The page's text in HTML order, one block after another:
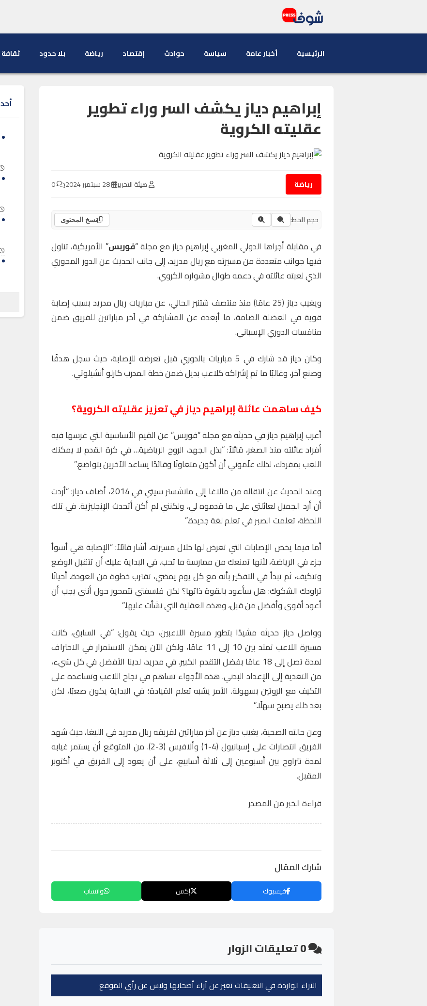
الرئيسية أخبار عامة سياسة حوادث إقتصاد رياضة بلا حدود
إبراهيم دياز يكشف السر وراء تطوير
عقليته الكروية
رياضة هيئة التحرير
حجم الخط: نسخ المحتوى
في مقابلة أجراها الدولي المغربي إبراهيم دياز مع مجلة “فوربس” الأمريكية، تناول
فيها جوانب متعددة من مسيرته مع ريال مدريد، إلى جانب الحديث عن الدور المحوري
الذي لعبته عائلته في دعمه طوال مشواره الكروي.
ويغيب دياز (25 عامًا) منذ منتصف شتنبر الحالي، عن مباريات ريال مدريد بسبب إصابة
قوية في العضلة الضامة، ما أبعده عن المشاركة في آخر مباراتين للفريق ضمن
منافسات الدوري الإسباني.
وكان دياز قد شارك في 5 مباريات بالدوري قبل تعرضه للإصابة، حيث سجل هدفًا
وصنع آخر، وغالبًا ما تم إشراكه كلاعب بديل ضمن خطة المدرب كارلو أنشيلوتي.
كيف ساهمت عائلةإبراهيم ديازفي تعزيز عقليته الكروية؟
أعرب إبراهيم دياز في حديثه مع مجلة “فوربس” عن القيم الأساسية التي غرسها فيه
أفراد عائلته منذ الصغر، قائلاً: “بذل الجهد، الروح الرياضية… في كرة القدم لا يمكنك
اللعب بمفردك، لذلك علّموني أن أكون متعاونًا وقائدًا يساعد الآخرين بتواضع.”
وعند الحديث عن انتقاله من مالاغا إلى مانشستر سيتي في 2014، أضاف دياز: “أردت
أن أرد الجميل لعائلتي على ما قدموه لي، ولكنني لم أكن أتحدث الإنجليزية. في تلك
اللحظة، تعلمت الصبر في تعلم لغة جديدة.”
أما فيما يخص الإصابات التي تعرض لها خلال مسيرته، أشار قائلاً: “الإصابة هي أسوأ
جزء في الرياضة، لأنها تمنعك من ممارسة ما تحب. في البداية عليك أن تتقبل الوضع
وتتكيف، ثم تبدأ في التفكير بأنه مع كل يوم يمضي، تقترب خطوة من العودة. أحيانًا
تراودك الشكوك: هل سأعود بالقوة ذاتها؟ لكن فلسفتي تتمحور حول أنني يجب أن
أعود أقوى وأفضل من قبل، وهذه العقلية التي نشأت عليها.”
وواصل دياز حديثه مشيدًا بتطور مسيرة اللاعبين، حيث يقول: “في السابق، كانت
مسيرة اللاعب تمتد بين 10 إلى 11 عامًا، ولكن الآن يمكن الاستمرار في الاحتراف
لمدة تصل إلى 18 عامًا بفضل التقدم الكبير. في مدريد، لدينا الأفضل في كل شيء،
من التغذية إلى الإعداد البدني. هذه الأجواء تساهم في نجاح اللاعب وتساعده على
التكيف مع الروتين بسهولة. الأمر يشبه تعلم القيادة؛ في البداية يكون صعبًا، لكن
بعد ذلك يصبح سهلًا.”
وعن حالته الصحية، يغيب دياز عن آخر مباراتين لفريقه ريال مدريد في الليغا، حيث شهد
الفريق انتصارات على إسبانيول (4-1) وألافيس (3-2). من المتوقع أن يستمر غيابه
لمدة تتراوح بين أسبوعين إلى ثلاثة أسابيع، على أن يعود إلى الفريق في أكتوبر
المقبل.
قراءة الخبر من المصدر
شارك المقال
فيسبوك إكس واتساب
0تعليقات الزوار
الآراء الواردة في التعليقات تعبر عن آراء أصحابها وليس عن رأي الموقع